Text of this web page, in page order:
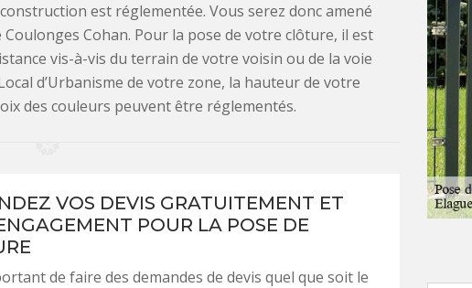
est réglementée. Vous serez donc amené
Cohan. Pour la pose de votre clôture, il est
vis-à-vis du terrain de votre voisin ou de la voie
d’Urbanisme de votre zone, la hauteur de votre
des couleurs peuvent être réglementés.
VOS DEVIS GRATUITEMENT ET
POUR LA POSE DE
de faire des demandes de devis quel que soit le